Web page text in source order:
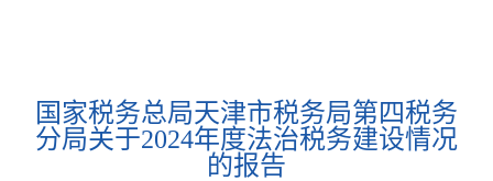
国家税务总局天津市税务局第四税务
分局关于2024年度法治税务建设情况
的报告